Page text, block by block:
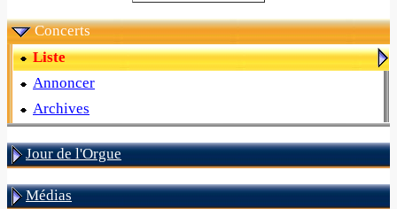
Concerts
Liste
Annoncer
Archives
Jour de l'Orgue
Médias